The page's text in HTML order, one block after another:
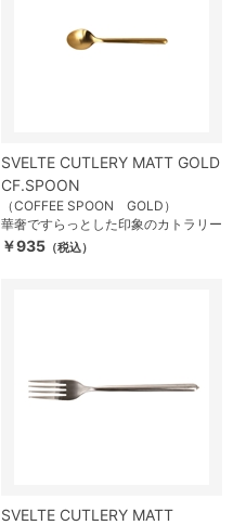
SVELTE CUTLERY MATT GOLD
CF.SPOON
（COFFEE SPOON GOLD）
華奢ですらっとした印象のカトラリー
￥935 （税込）
SVELTE CUTLERY MATT